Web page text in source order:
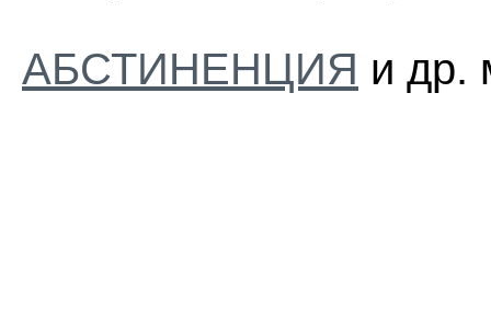
АБСТИНЕНЦИЯ и др.